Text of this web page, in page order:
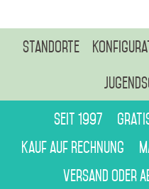
Standorte
Seit 1997
Kauf auf Rechnung
Versand oder